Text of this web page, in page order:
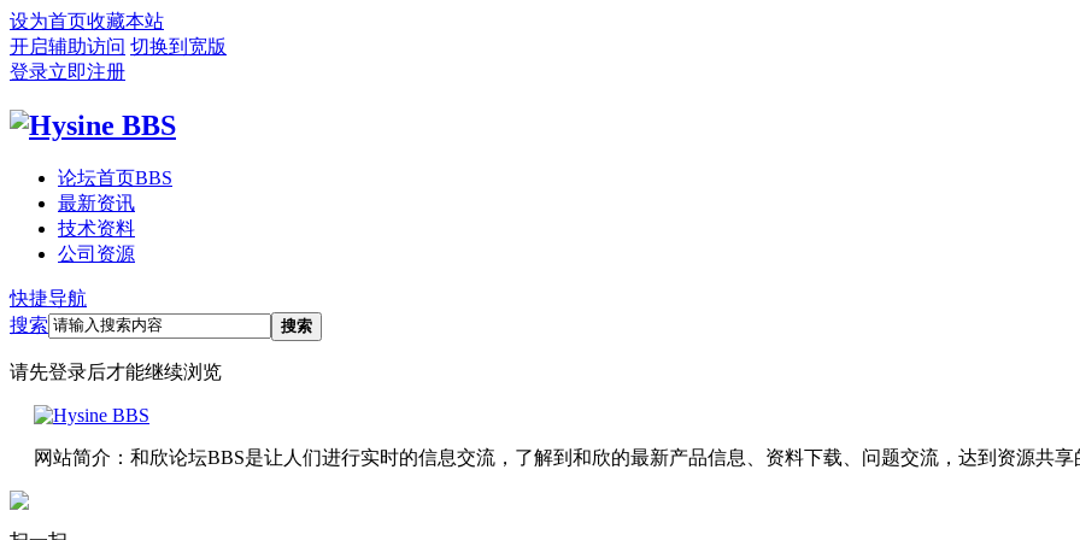
设为首页收藏本站
开启辅助访问 切换到宽版
登录立即注册
论坛首页BBS
最新资讯
技术资料
公司资源
快捷导航
搜索
搜索
请先登录后才能继续浏览
网站简介：和欣论坛BBS是让人们进行实时的信息交流，了解到和欣的最新产品信息、资料下载、问题交流，达到资源共享